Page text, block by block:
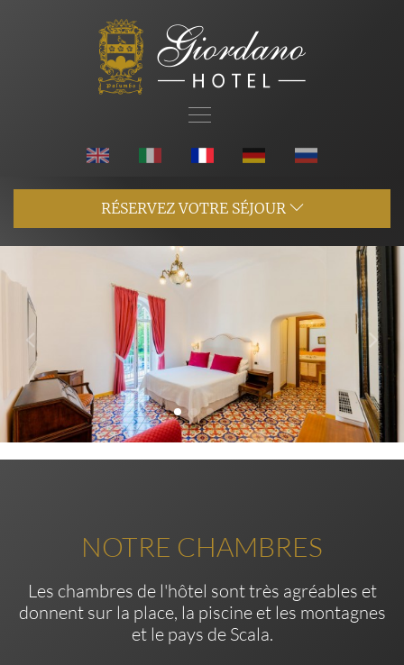
RÉSERVEZ VOTRE SÉJOUR
NOTRE CHAMBRES
Les chambres de l'hôtel sont très agréables et
donnent sur la place, la piscine et les montagnes
et le pays de Scala.